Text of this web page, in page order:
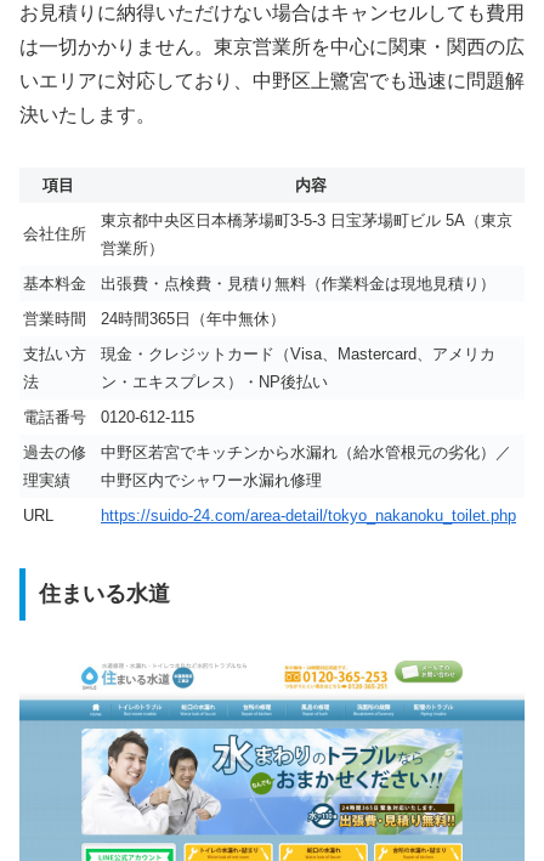
お見積りに納得いただけない場合はキャンセルしても費用
は一切かかりません。東京営業所を中心に関東・関西の広
いエリアに対応しており、中野区上鷺宮でも迅速に問題解
決いたします。
項目 内容
会社住所
東京都中央区日本橋茅場町3-5-3 日宝茅場町ビル 5A（東京
営業所）
基本料金
出張費・点検費・見積り無料（作業料金は現地見積り）
営業時間
24時間365日（年中無休）
支払い方
法
現金・クレジットカード（Visa、Mastercard、アメリカ
ン・エキスプレス）・NP後払い
電話番号
0120-612-115
過去の修
理実績
中野区若宮でキッチンから水漏れ（給水管根元の劣化）／
中野区内でシャワー水漏れ修理
URL
https://suido-24.com/area-detail/tokyo_nakanoku_toilet.php
住まいる水道